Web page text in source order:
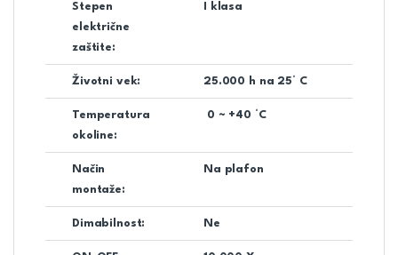
Stepen
električne
zaštite:
I klasa
Životni vek: 25.000 h na 25° C
Temperatura
okoline:
0 ~ +40 °C
Način
montaže:
Na plafon
Dimabilnost: Ne